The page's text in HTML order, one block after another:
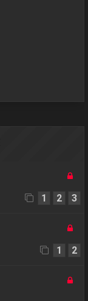
1 2 3
1 2